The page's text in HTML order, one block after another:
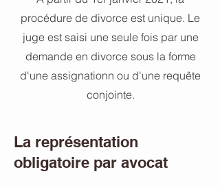
procédure de divorce est unique. Le
juge est saisi une seule fois par une
demande en divorce sous la forme
d'une assignationn ou d'une requête
conjointe.
La représentation
obligatoire par avocat